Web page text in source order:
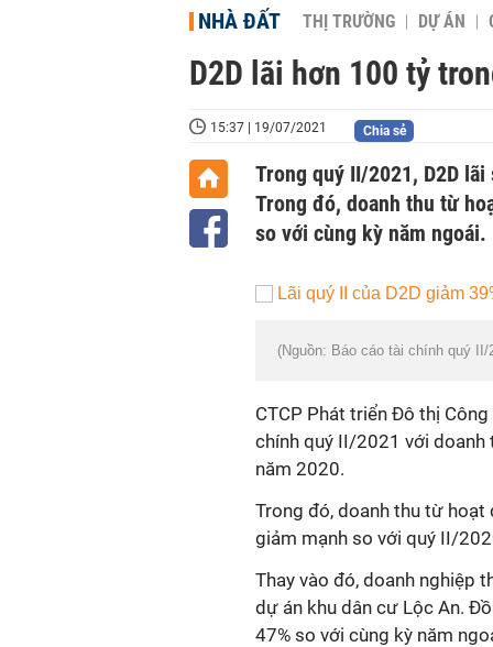
NHÀ ĐẤT THỊ TRƯỜNG DỰ ÁN
D2D lãi hơn 100 tỷ
15:37 | 19/07/2021 Chia sẻ
Trong quý II/2021, D2D
Trong đó, doanh thu từ
so với cùng kỳ năm ngoái.
(Nguồn: Báo cáo tài chính quý II/
CTCP Phát triển Đô thị
chính quý II/2021 với doanh
năm 2020.
Trong đó, doanh thu từ hoạt
giảm mạnh so với quý II/
Thay vào đó, doanh nghiệp
dự án khu dân cư Lộc An.
47% so với cùng kỳ năm